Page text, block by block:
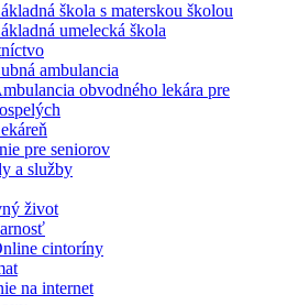
škola s materskou školou
umelecká škola
ambulancia
obvodného lekára pre
pre seniorov
a služby
život
cintoríny
na internet